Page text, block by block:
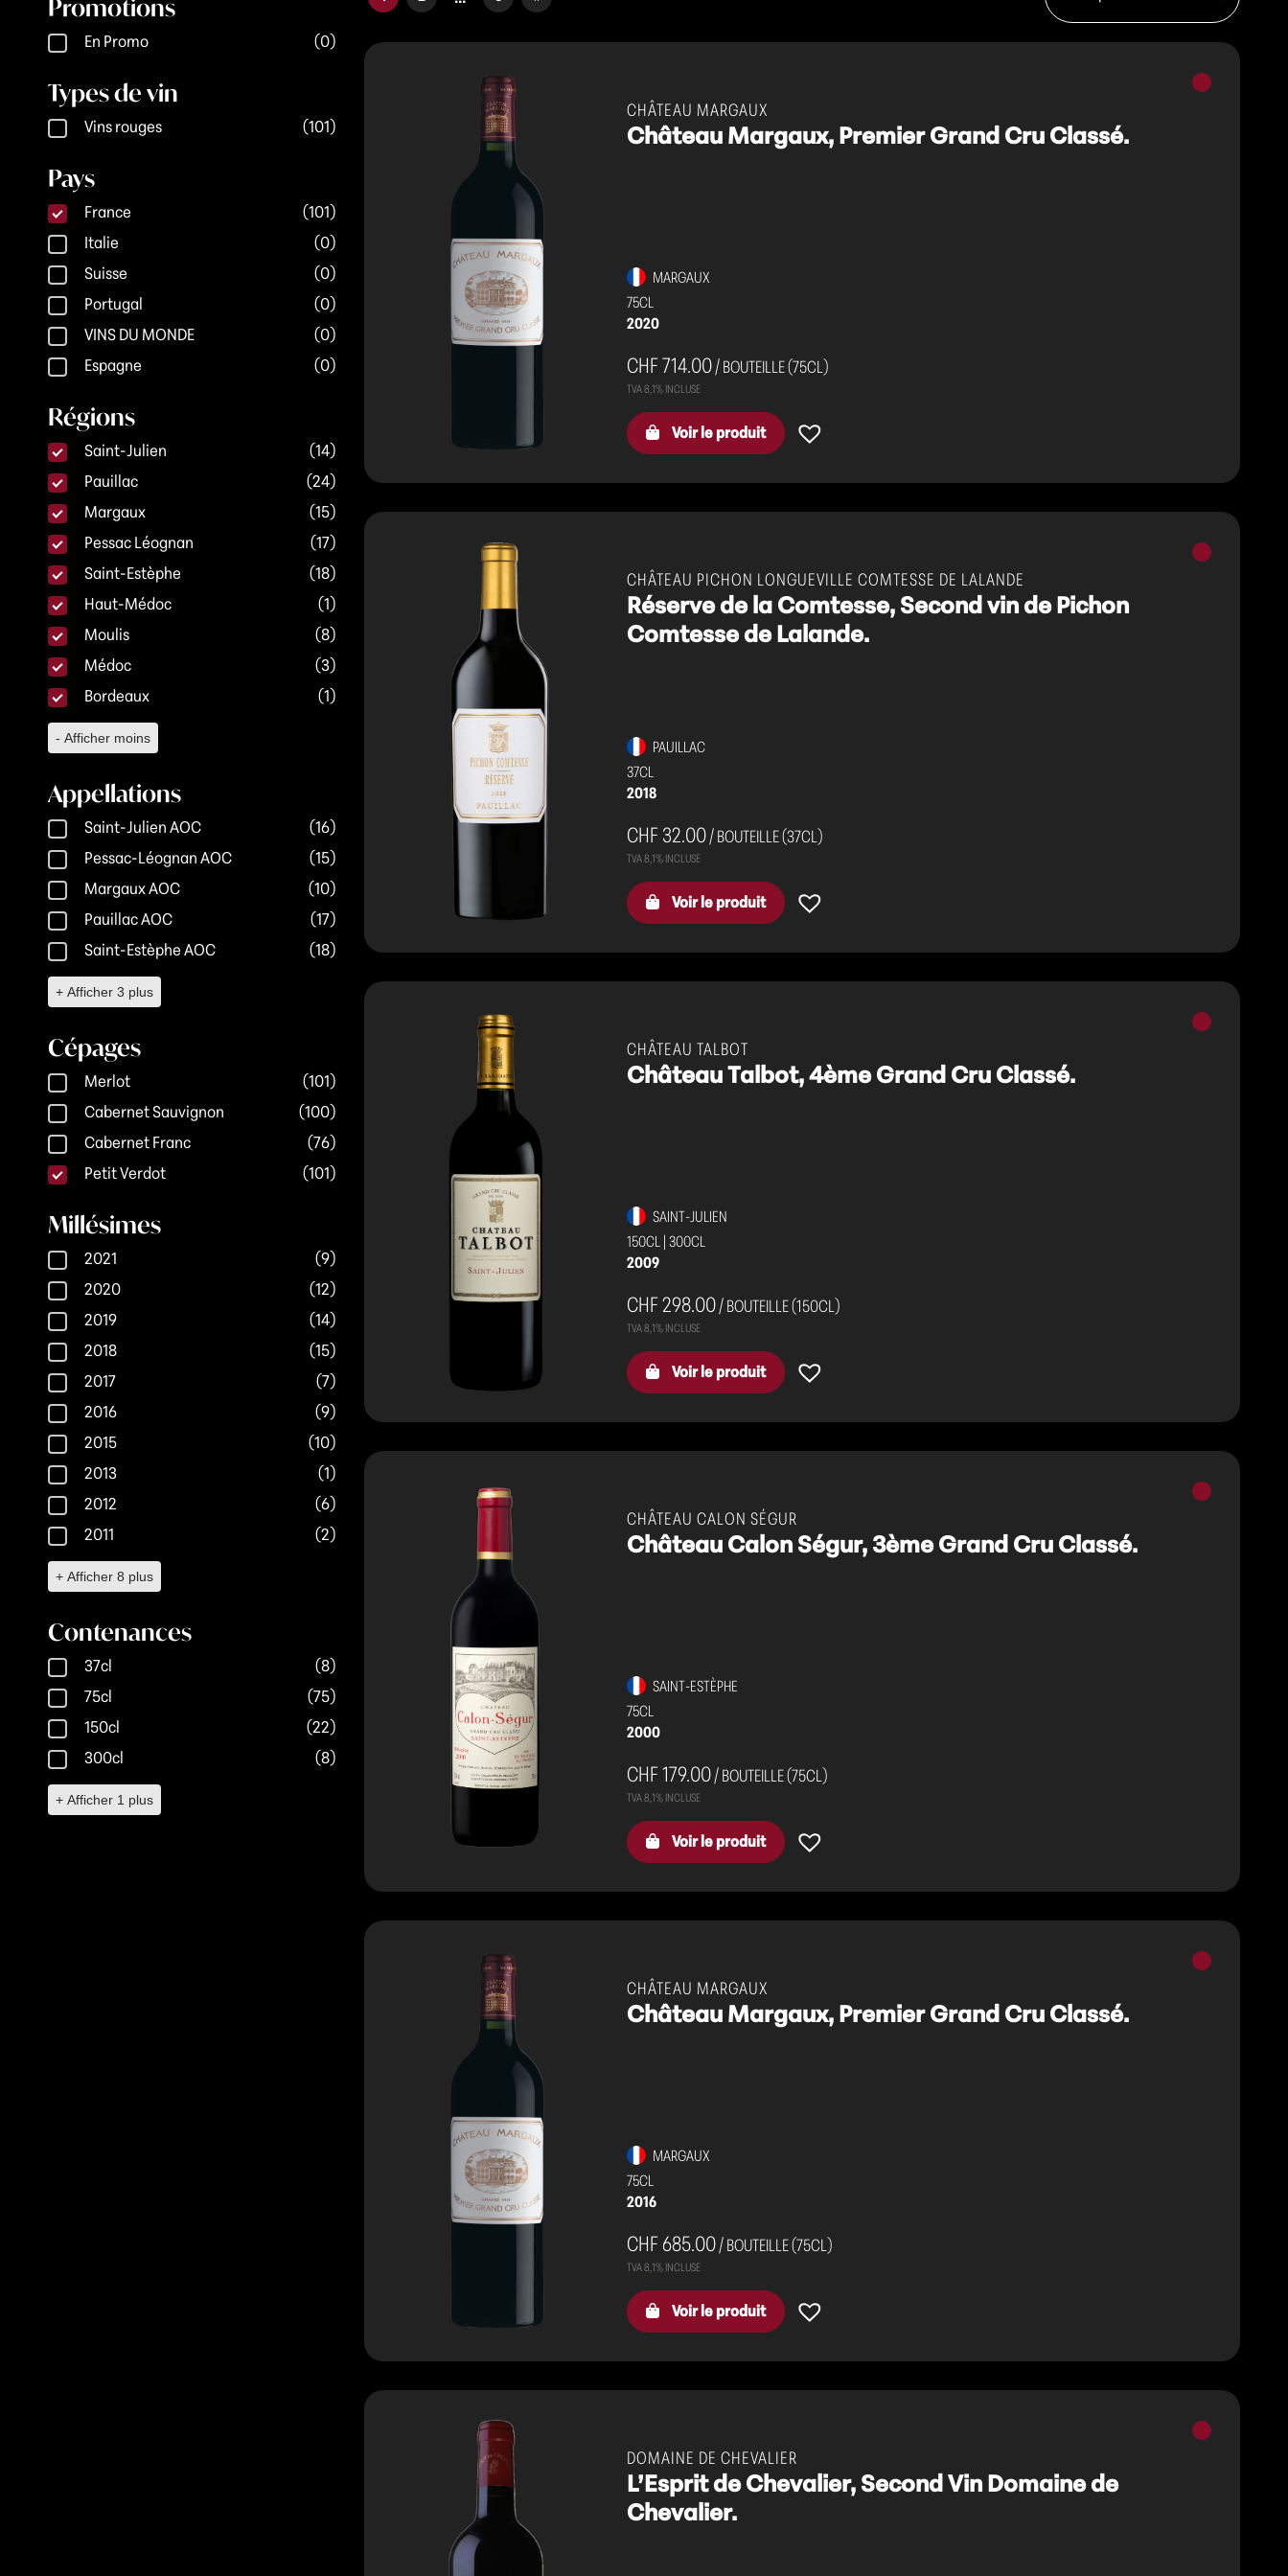
Promotions
Promotions
En Promo (0)
Types de vin
Types de vin
Vins rouges (101)
Pays
Pays France
(101)
Italie
(0)
Suisse
(0)
Portugal
(0)
VINS DU MONDE
(0)
Espagne
(0)
Régions
RégionsSaint-Julien
(14)
Pauillac
(24)
Margaux
(15)
Pessac Léognan
(17)
Saint-Estèphe
(18)
Haut-Médoc
(1)
Moulis
(8)
Médoc
(3)
Bordeaux
(1)
- Afficher moins
Appellations
Appellations
Saint-Julien AOC
(16)
Pessac-Léognan AOC
(15)
Margaux AOC
(10)
Pauillac AOC
(17)
Saint-Estèphe AOC
(18)
+ Afficher 3 plus
Cépages
CépagesMerlot
(101)
Cabernet Sauvignon
(100)
Cabernet Franc
(76)
Petit Verdot
(101)
Millésimes
Millésimes
2021
(9)
2020
(12)
2019
(14)
2018
(15)
2017
(7)
2016
(9)
2015
(10)
2013
(1)
2012
(6)
2011
(2)
+ Afficher 8 plus
Contenances
Contenances
37cl
(8)
75cl
(75)
150cl
(22)
300cl
(8)
+ Afficher 1 plus
Vins
rouges
CHÂTEAU MARGAUX
Château Margaux, Premier Grand Cru Classé.
MARGAUX
75CL
2020
CHF 714.00/ BOUTEILLE (75CL)
Voir le produit
Vins
rouges
CHÂTEAU PICHON LONGUEVILLE COMTESSE DE LALANDE
Réserve de la Comtesse, Second vin de Pichon
Comtesse de Lalande.
PAUILLAC
37CL
2018
CHF 32.00/ BOUTEILLE (37CL)
Voir le produit
Vins
rouges
CHÂTEAU TALBOT
Château Talbot, 4ème Grand Cru Classé.
SAINT-JULIEN
150CL| 300CL
2009
CHF 298.00/ BOUTEILLE (150CL)
Voir le produit
Vins
rouges
CHÂTEAU CALON SÉGUR
Château Calon Ségur, 3ème Grand Cru Classé.
SAINT-ESTÈPHE
75CL
2000
CHF 179.00/ BOUTEILLE (75CL)
Voir le produit
Vins
rouges
CHÂTEAU MARGAUX
Château Margaux, Premier Grand Cru Classé.
MARGAUX
75CL
2016
CHF 685.00/ BOUTEILLE (75CL)
Voir le produit
Vins
rouges
DOMAINE DE CHEVALIER
L’Esprit de Chevalier, Second Vin Domaine de
Chevalier.